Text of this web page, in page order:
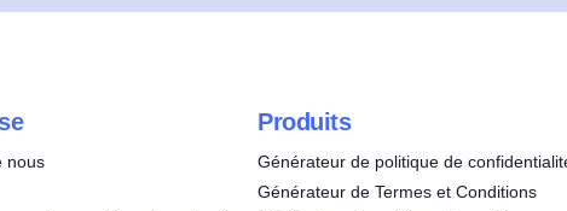
nous
Produits
Générateur de politique de
Générateur de Termes et Conditions